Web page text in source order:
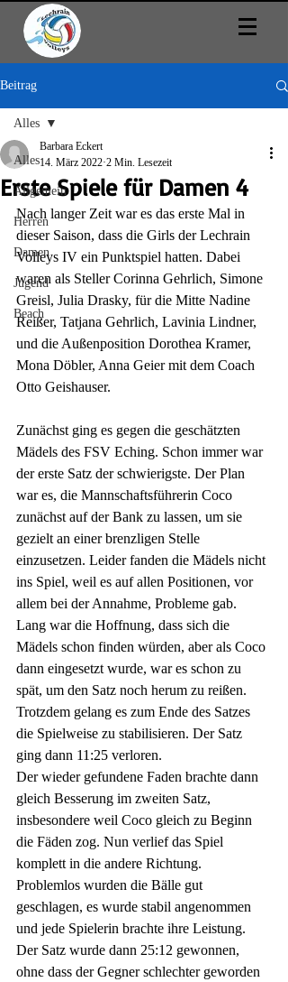
Beitrag
Alles
Allgemein
Herren
Damen
Jugend
Beach
Alles
Erste Spiele für Damen 4
Barbara Eckert
14. März 2022 2 Min. Lesezeit
Nach langer Zeit war es das erste Mal in
dieser Saison, dass die Girls der Lechrain
Volleys IV ein Punktspiel hatten. Dabei
waren als Steller Corinna Gehrlich, Simone
Greisl, Julia Drasky, für die Mitte Nadine
Reißer, Tatjana Gehrlich, Lavinia Lindner,
und die Außenposition Dorothea Kramer,
Mona Döbler, Anna Geier mit dem Coach
Otto Geishauser.
Zunächst ging es gegen die geschätzten
Mädels des FSV Eching. Schon immer war
der erste Satz der schwierigste. Der Plan
war es, die Mannschaftsführerin Coco
zunächst auf der Bank zu lassen, um sie
gezielt an einer brenzligen Stelle
einzusetzen. Leider fanden die Mädels nicht
ins Spiel, weil es auf allen Positionen, vor
allem bei der Annahme, Probleme gab.
Lang war die Hoffnung, dass sich die
Mädels schon finden würden, aber als Coco
dann eingesetzt wurde, war es schon zu
spät, um den Satz noch herum zu reißen.
Trotzdem gelang es zum Ende des Satzes
die Spielweise zu stabilisieren. Der Satz
ging dann 11:25 verloren.
Der wieder gefundene Faden brachte dann
gleich Besserung im zweiten Satz,
insbesondere weil Coco gleich zu Beginn
die Fäden zog. Nun verlief das Spiel
komplett in die andere Richtung.
Problemlos wurden die Bälle gut
geschlagen, es wurde stabil angenommen
und jede Spielerin brachte ihre Leistung.
Der Satz wurde dann 25:12 gewonnen,
ohne dass der Gegner schlechter geworden